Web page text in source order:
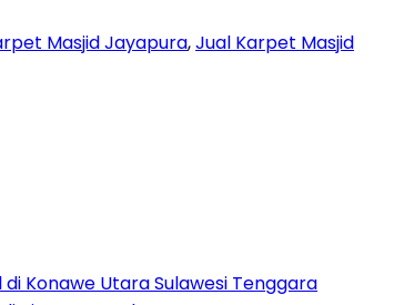
Masjid Jayapura,Jual Karpet Masjid
Konawe Utara Sulawesi Tenggara